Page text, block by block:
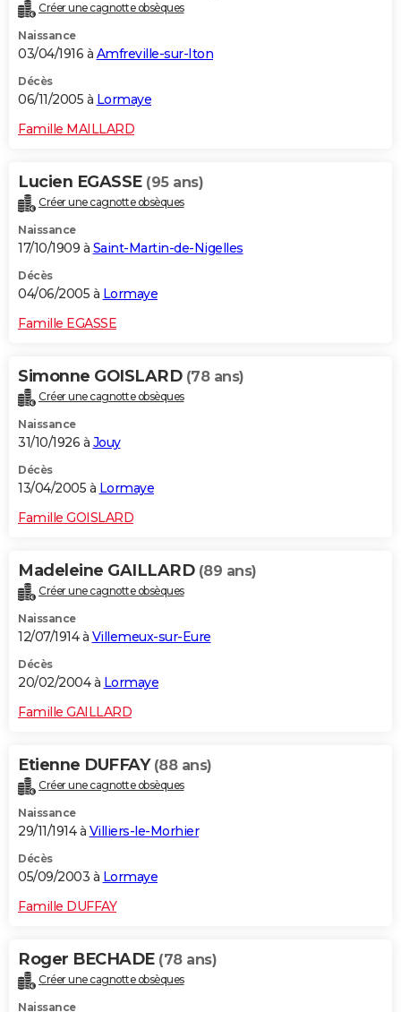
Créer une cagnotte obsèques
Naissance
03/04/1916 à Amfreville-sur-Iton
Décès
06/11/2005 à Lormaye
Famille MAILLARD
Lucien EGASSE (95 ans)
Créer une cagnotte obsèques
Naissance
17/10/1909 à Saint-Martin-de-Nigelles
Décès
04/06/2005 à Lormaye
Famille EGASSE
Simonne GOISLARD (78 ans)
Créer une cagnotte obsèques
Naissance
31/10/1926 à Jouy
Décès
13/04/2005 à Lormaye
Famille GOISLARD
Madeleine GAILLARD (89 ans)
Créer une cagnotte obsèques
Naissance
12/07/1914 à Villemeux-sur-Eure
Décès
20/02/2004 à Lormaye
Famille GAILLARD
Etienne DUFFAY (88 ans)
Créer une cagnotte obsèques
Naissance
29/11/1914 à Villiers-le-Morhier
Décès
05/09/2003 à Lormaye
Famille DUFFAY
Roger BECHADE (78 ans)
Créer une cagnotte obsèques
Naissance